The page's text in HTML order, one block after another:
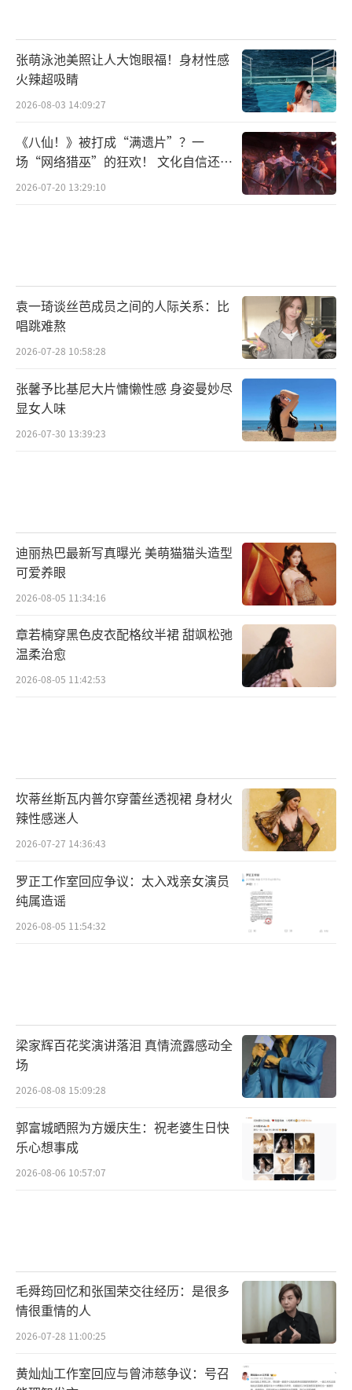
张萌泳池美照让人大饱眼福！身材性感
火辣超吸睛
2026-08-03 14:09:27
《八仙！》被打成“满遗片”？一
场“网络猎巫”的狂欢！ 文化自信还是
焦虑？
2026-07-20 13:29:10
袁一琦谈丝芭成员之间的人际关系：比
唱跳难熬
2026-07-28 10:58:28
张馨予比基尼大片慵懒性感 身姿曼妙尽
显女人味
2026-07-30 13:39:23
迪丽热巴最新写真曝光 美萌猫猫头造型
可爱养眼
2026-08-05 11:34:16
章若楠穿黑色皮衣配格纹半裙 甜飒松弛
温柔治愈
2026-08-05 11:42:53
坎蒂丝斯瓦内普尔穿蕾丝透视裙 身材火
辣性感迷人
2026-07-27 14:36:43
罗正工作室回应争议：太入戏亲女演员
纯属造谣
2026-08-05 11:54:32
梁家辉百花奖演讲落泪 真情流露感动全
场
2026-08-08 15:09:28
郭富城晒照为方媛庆生：祝老婆生日快
乐心想事成
2026-08-06 10:57:07
毛舜筠回忆和张国荣交往经历：是很多
情很重情的人
2026-07-28 11:00:25
黄灿灿工作室回应与曾沛慈争议：号召